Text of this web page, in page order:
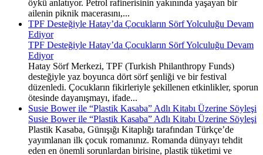
öykü anlatıyor. Petrol rafinerisinin yakınında yaşayan bir
ailenin piknik macerasını,...
TPF Desteğiyle Hatay’da Çocukların Sörf Yolculuğu Devam
Ediyor
TPF Desteğiyle Hatay’da Çocukların Sörf Yolculuğu Devam
Ediyor
Hatay Sörf Merkezi, TPF (Turkish Philanthropy Funds)
desteğiyle yaz boyunca dört sörf şenliği ve bir festival
düzenledi. Çocukların fikirleriyle şekillenen etkinlikler, sporun
ötesinde dayanışmayı, ifade...
Susie Bower ile “Plastik Kasaba” Adlı Kitabı Üzerine Söyleşi
Susie Bower ile “Plastik Kasaba” Adlı Kitabı Üzerine Söyleşi
Plastik Kasaba, Günışığı Kitaplığı tarafından Türkçe’de
yayımlanan ilk çocuk romanınız. Romanda dünyayı tehdit
eden en önemli sorunlardan birisine, plastik tüketimi ve